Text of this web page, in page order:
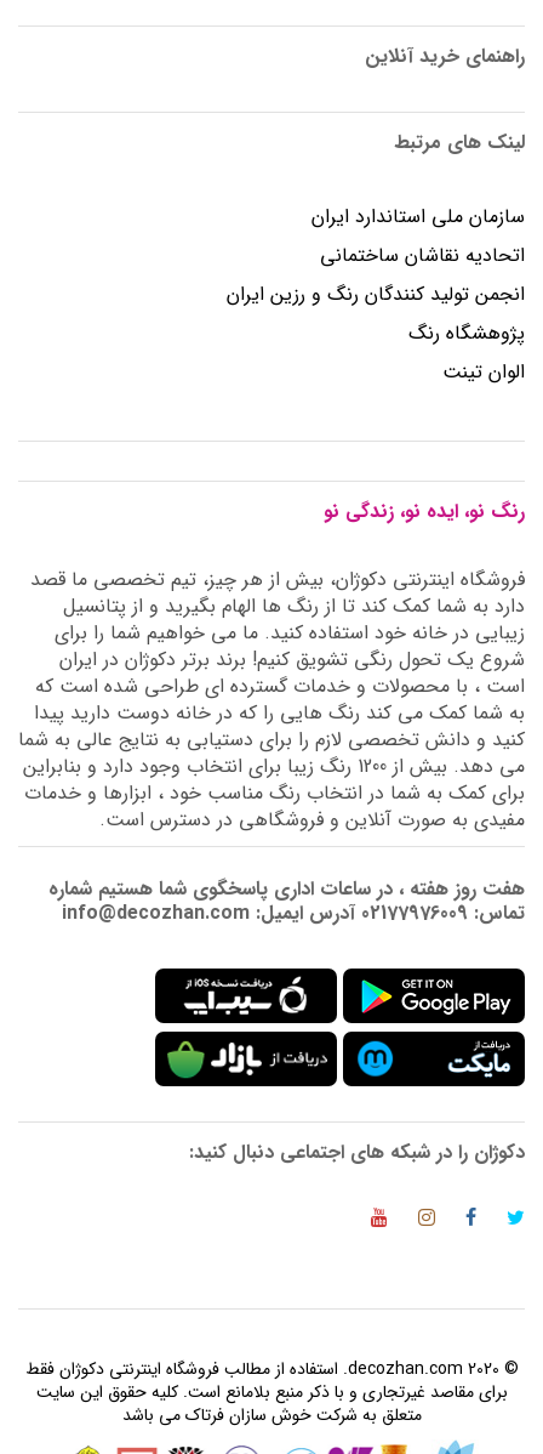
راهنمای خرید آنلاین
لینک های مرتبط
سازمان ملی استاندارد ایران
اتحادیه نقاشان ساختمانی
انجمن توليد كنندگان رنگ و رزين ايران
پژوهشگاه رنگ
الوان تینت
رنگ نو، ایده نو، زندگی نو
فروشگاه اینترنتی دکوژان، بیش از هر چیز، تیم تخصصی ما قصد
دارد به شما کمک کند تا از رنگ ها الهام بگیرید و از پتانسیل
زیبایی در خانه خود استفاده کنید. ما می خواهیم شما را برای
شروع یک تحول رنگی تشویق کنیم! برند برتر دکوژان در ایران
است ، با محصولات و خدمات گسترده ای طراحی شده است که
به شما کمک می کند رنگ هایی را که در خانه دوست دارید پیدا
کنید و دانش تخصصی لازم را برای دستیابی به نتایج عالی به شما
می دهد. بیش از 1200 رنگ زیبا برای انتخاب وجود دارد و بنابراین
برای کمک به شما در انتخاب رنگ مناسب خود ، ابزارها و خدمات
مفیدی به صورت آنلاین و فروشگاهی در دسترس است.
هفت روز هفته ، در ساعات اداری پاسخگوی شما هستیم شماره
تماس: 02177976009 آدرس ایمیل: info@decozhan.com
دکوژان را در شبکه های اجتماعی دنبال کنید:
© 2020 decozhan.com. استفاده از مطالب فروشگاه اینترنتی دکوژان فقط
برای مقاصد غیرتجاری و با ذکر منبع بلامانع است. کلیه حقوق این سایت
متعلق به شرکت خوش سازان فرتاک می باشد